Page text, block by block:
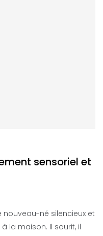
sensoriel et
nouveau-né silencieux et
la maison. Il sourit, il